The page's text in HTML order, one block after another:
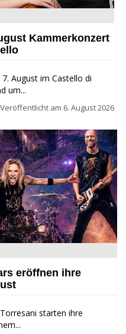
Kammerkonzert
August im Castello di
um...
Veröffentlicht am 6. August 2026
im Summer Rock
eröffnen ihre
starten ihre